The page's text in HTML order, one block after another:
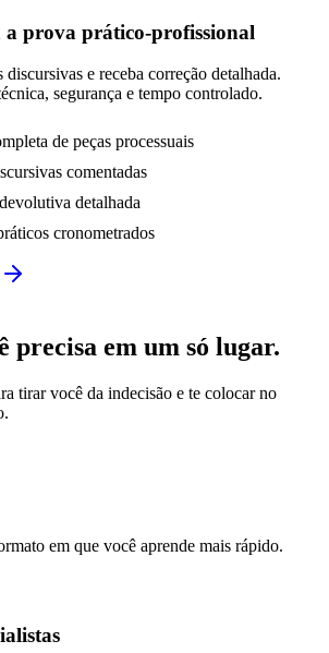
a prova prático-profissional
discursivas e receba correção detalhada.
segurança e tempo controlado.
de peças processuais
comentadas
detalhada
cronometrados
precisa em um só lugar.
tirar você da indecisão e te colocar no
em que você aprende mais rápido.